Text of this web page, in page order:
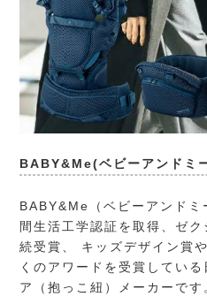
BABY&Me(ベビーアンドミ
BABY&Me（ベビーアンドミ
間生活工学認証を取得、ゼ
続受賞、 キッズデザイン賞
くのアワードを受賞してい
ア（抱っこ紐）メーカーです